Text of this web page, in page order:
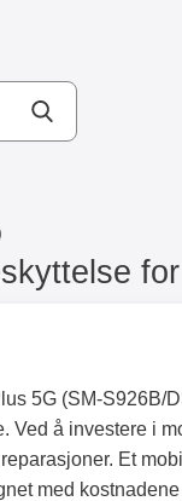
5G (SM-S926B/
Ved å investere i
Et
med